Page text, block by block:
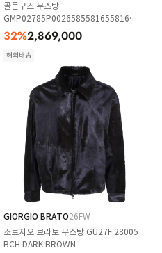
골든구스 무스탕
GMP02785P0026585581655816
Brown
32%2,869,000
해외배송
GIORGIO BRATO26FW
조르지오 브라토 무스탕 GU27F 28005
BCH DARK BROWN